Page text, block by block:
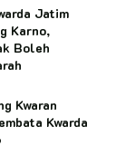
Jatim
Karno,
Boleh
Kwaran
Kwarda